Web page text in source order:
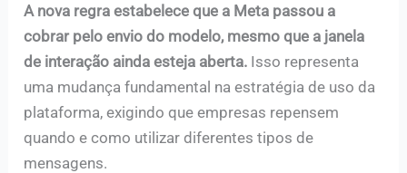
A nova regra estabelece que a Meta passou a
cobrar pelo envio do modelo, mesmo que a janela
de interação ainda esteja aberta. Isso representa
uma mudança fundamental na estratégia de uso da
plataforma, exigindo que empresas repensem
quando e como utilizar diferentes tipos de
mensagens.